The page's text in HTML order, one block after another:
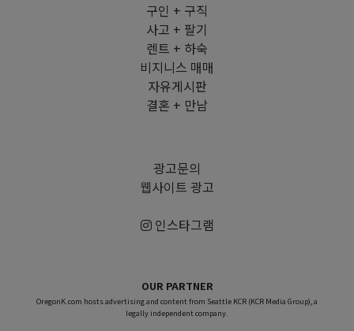
구인 + 구직
사고 + 팔기
렌트 + 하숙
비지니스 매매
자유게시판
결혼 + 만남
광고문의
웹사이트 광고
인스타그램
OUR PARTNER
OregonK.com hosts advertising and content from Seattle KCR (KCR Media Group), a
legally independent company.